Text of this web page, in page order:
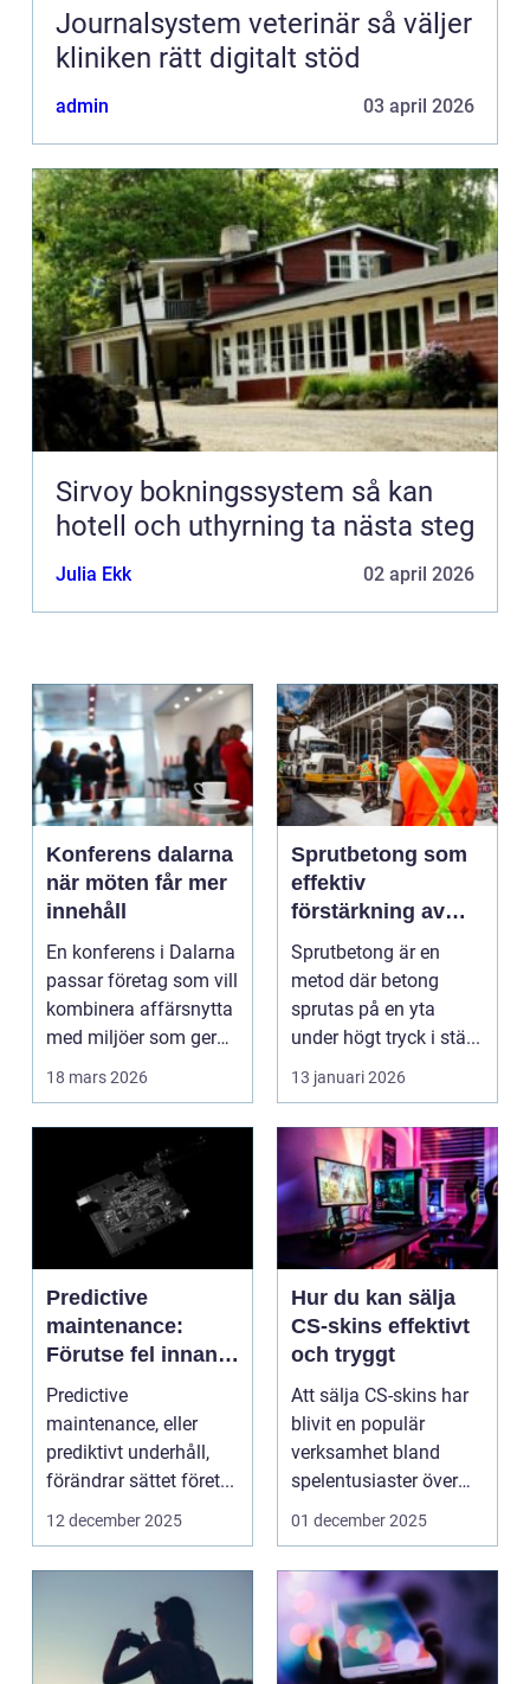
Journalsystem veterinär så väljer
kliniken rätt digitalt stöd
admin 03 april 2026
Sirvoy bokningssystem så kan
hotell och uthyrning ta nästa steg
Julia Ekk 02 april 2026
Konferens dalarna
när möten får mer
innehåll
En konferens i Dalarna
passar företag som vill
kombinera affärsnytta
med miljöer som ger
lugn, fokus...
18 mars 2026
Sprutbetong som
effektiv
förstärkning av
berg och betong
Sprutbetong är en
metod där betong
sprutas på en yta
under högt tryck i stä...
13 januari 2026
Predictive
maintenance:
Förutse fel innan
de uppstår med
hjälp av sensorer
Predictive
maintenance, eller
prediktivt underhåll,
förändrar sättet föret...
12 december 2025
Hur du kan sälja
CS-skins effektivt
och tryggt
Att sälja CS-skins har
blivit en populär
verksamhet bland
spelentusiaster över
hela v...
01 december 2025